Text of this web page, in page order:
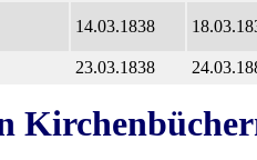
14.03.1838
23.03.1838